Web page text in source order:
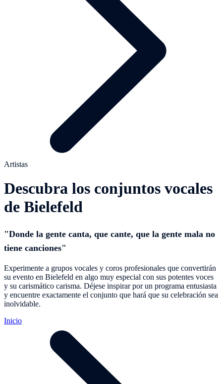
Artistas
Descubra los conjuntos vocales
de Bielefeld
"Donde la gente canta, que cante, que la gente mala no
tiene canciones"
Experimente a grupos vocales y coros profesionales que convertirán
su evento en Bielefeld en algo muy especial con sus potentes voces
y su carismático carisma. Déjese inspirar por un programa entusiasta
y encuentre exactamente el conjunto que hará que su celebración sea
inolvidable.
Inicio